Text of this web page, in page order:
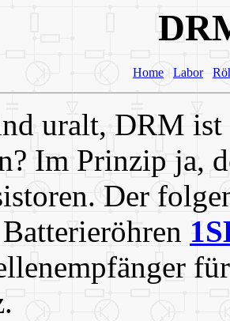
Home Labor
uralt, DRM ist
Im Prinzip ja,
Der